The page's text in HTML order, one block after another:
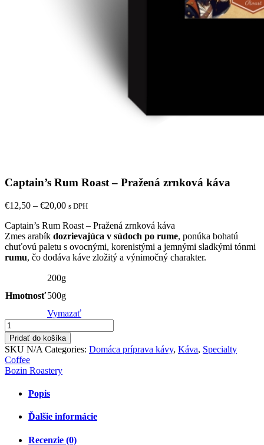
Captain’s Rum Roast – Pražená zrnková káva
€12,50 – €20,00Price
€12,50
through
€20,00
s DPH
Captain’s Rum Roast – Pražená zrnková káva
Zmes arabík dozrievajúca v súdoch po rume, ponúka bohatú
chuťovú paletu s ovocnými, korenistými a jemnými sladkými tónmi
rumu, čo dodáva káve zložitý a výnimočný charakter.
Hmotnosť
200g
500g
Vymazať
Pridať do košíka
SKU N/A Categories: Domáca príprava kávy, Káva, Specialty
Coffee
Bozin Roastery
Popis
Ďalšie informácie
Recenzie (0)